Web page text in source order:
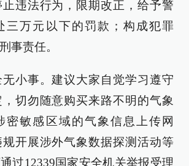
违法行为，限期改正，给予警
三万元以下的罚款；构成犯罪
事责任。
小事。建议大家自觉学习遵守
切勿随意购买来路不明的气象
密敏感区域的气象信息上传网
开展涉外气象数据探测活动等
过12339国家安全机关举报受理